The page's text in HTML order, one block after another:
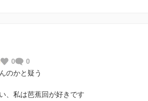
0
0
のかと疑う
、私は芭蕉回が好きです